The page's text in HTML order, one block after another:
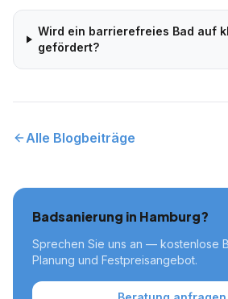
Wird ein barrierefreies Bad auf
gefördert?
Alle Blogbeiträge
Badsanierung in Hamburg?
Sprechen Sie uns an — kostenlose
Planung und Festpreisangebot.